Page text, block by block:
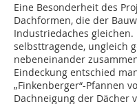
Eine Besonderheit des
Dachformen, die der
Industriedaches
selbsttragende, ungleich
nebeneinander
Eindeckung entschied
„Finkenberger“-Pfannen
Dachneigung der Dächer